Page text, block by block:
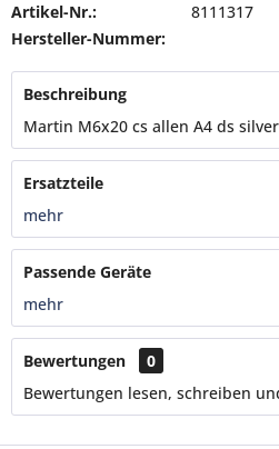
Artikel-Nr.:
8111317
Hersteller-Nummer:
Beschreibung
Martin M6x20 cs allen A4 ds silver
Ersatzteile
mehr
Passende Geräte
mehr
Bewertungen
0
Bewertungen lesen, schreiben